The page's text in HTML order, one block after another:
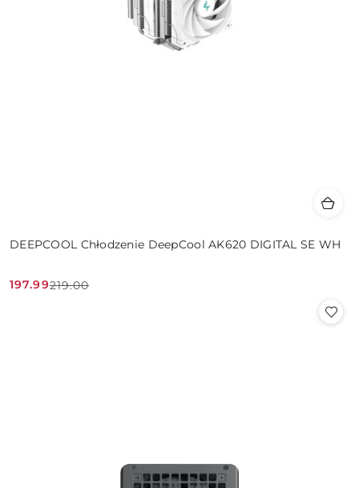
DEEPCOOL Chłodzenie DeepCool AK620 DIGITAL SE WH
Cena
197.99
Cena
219.00